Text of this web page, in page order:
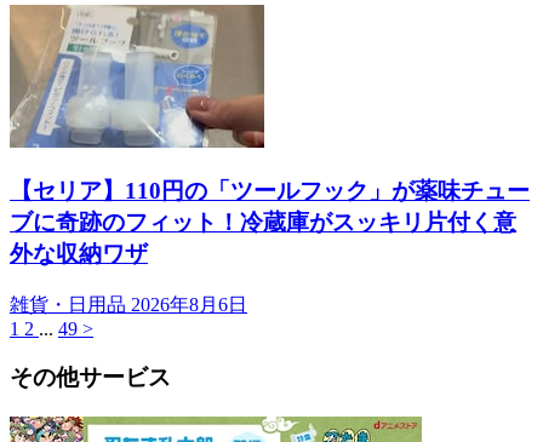
【セリア】110円の「ツールフック」が薬味チュー
ブに奇跡のフィット！冷蔵庫がスッキリ片付く意
外な収納ワザ
雑貨・日用品 2026年8月6日
1 2 ... 49 >
その他サービス